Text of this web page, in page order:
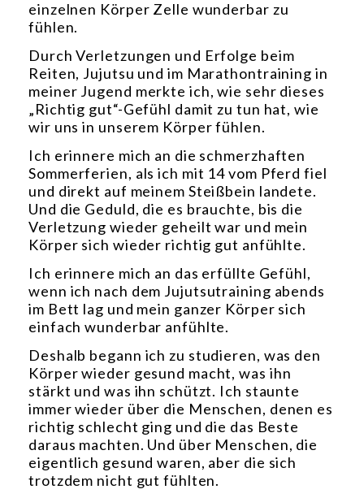
einzelnen Körper Zelle wunderbar zu
fühlen.
Durch Verletzungen und Erfolge beim
Reiten, Jujutsu und im Marathontraining in
meiner Jugend merkte ich, wie sehr dieses
„Richtig gut“-Gefühl damit zu tun hat, wie
wir uns in unserem Körper fühlen.
Ich erinnere mich an die schmerzhaften
Sommerferien, als ich mit 14 vom Pferd fiel
und direkt auf meinem Steißbein landete.
Und die Geduld, die es brauchte, bis die
Verletzung wieder geheilt war und mein
Körper sich wieder richtig gut anfühlte.
Ich erinnere mich an das erfüllte Gefühl,
wenn ich nach dem Jujutsutraining abends
im Bett lag und mein ganzer Körper sich
einfach wunderbar anfühlte.
Deshalb begann ich zu studieren, was den
Körper wieder gesund macht, was ihn
stärkt und was ihn schützt. Ich staunte
immer wieder über die Menschen, denen es
richtig schlecht ging und die das Beste
daraus machten. Und über Menschen, die
eigentlich gesund waren, aber die sich
trotzdem nicht gut fühlten.